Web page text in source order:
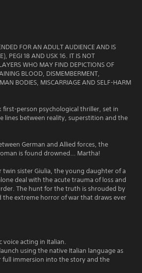
FOR AN ADULT AUDIENCE AND IS
PEGI 18 AND USK 16. IT IS NOT
WHO MAY FIND DEPICTIONS OF
BLOOD, DISMEMBERMENT,
BODIES, MISCARRIAGE AND SELF-HARM
first-person psychological thriller, set in
lines between reality, superstition and the
German and Allied forces, the
is found drowned… Martha!
twin sister Giulia, the young daughter of a
deal with the acute trauma of loss and
The hunt for the truth is shrouded by
the extreme horror of war that draws ever
voice acting in Italian.
using the native Italian language as
immersion into the story and the